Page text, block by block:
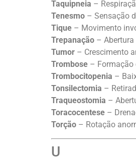
Taquipneia –
Tenesmo – Sensação
Tique – Movimento
Trepanação –
Tumor – Crescimento
Trombose – Formação
Trombocitopenia –
Tonsilectomia –
Traqueostomia –
Toracocentese –
Torção – Rotação
U